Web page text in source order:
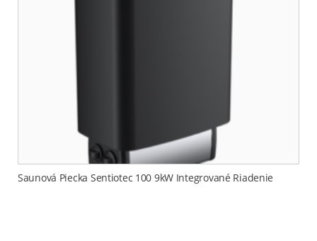
Saunová Piecka Sentiotec 100 9kW Integrované Riadenie